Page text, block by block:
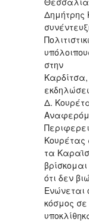
Δημήτρης
στην
Δ.
Κουρέτας
τα
ότι δεν
Ενώνεται
κόσμος